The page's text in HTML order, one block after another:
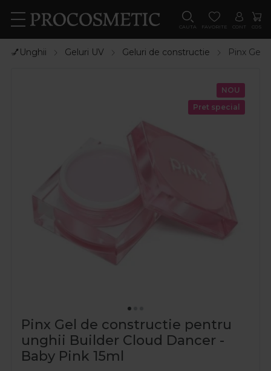
CAUTA FAVORITE CONT COS
💅Unghii Geluri UV Geluri de constructie Pinx Gel
NOU
Pret special
Pinx Gel de constructie pentru
unghii Builder Cloud Dancer -
Baby Pink 15ml